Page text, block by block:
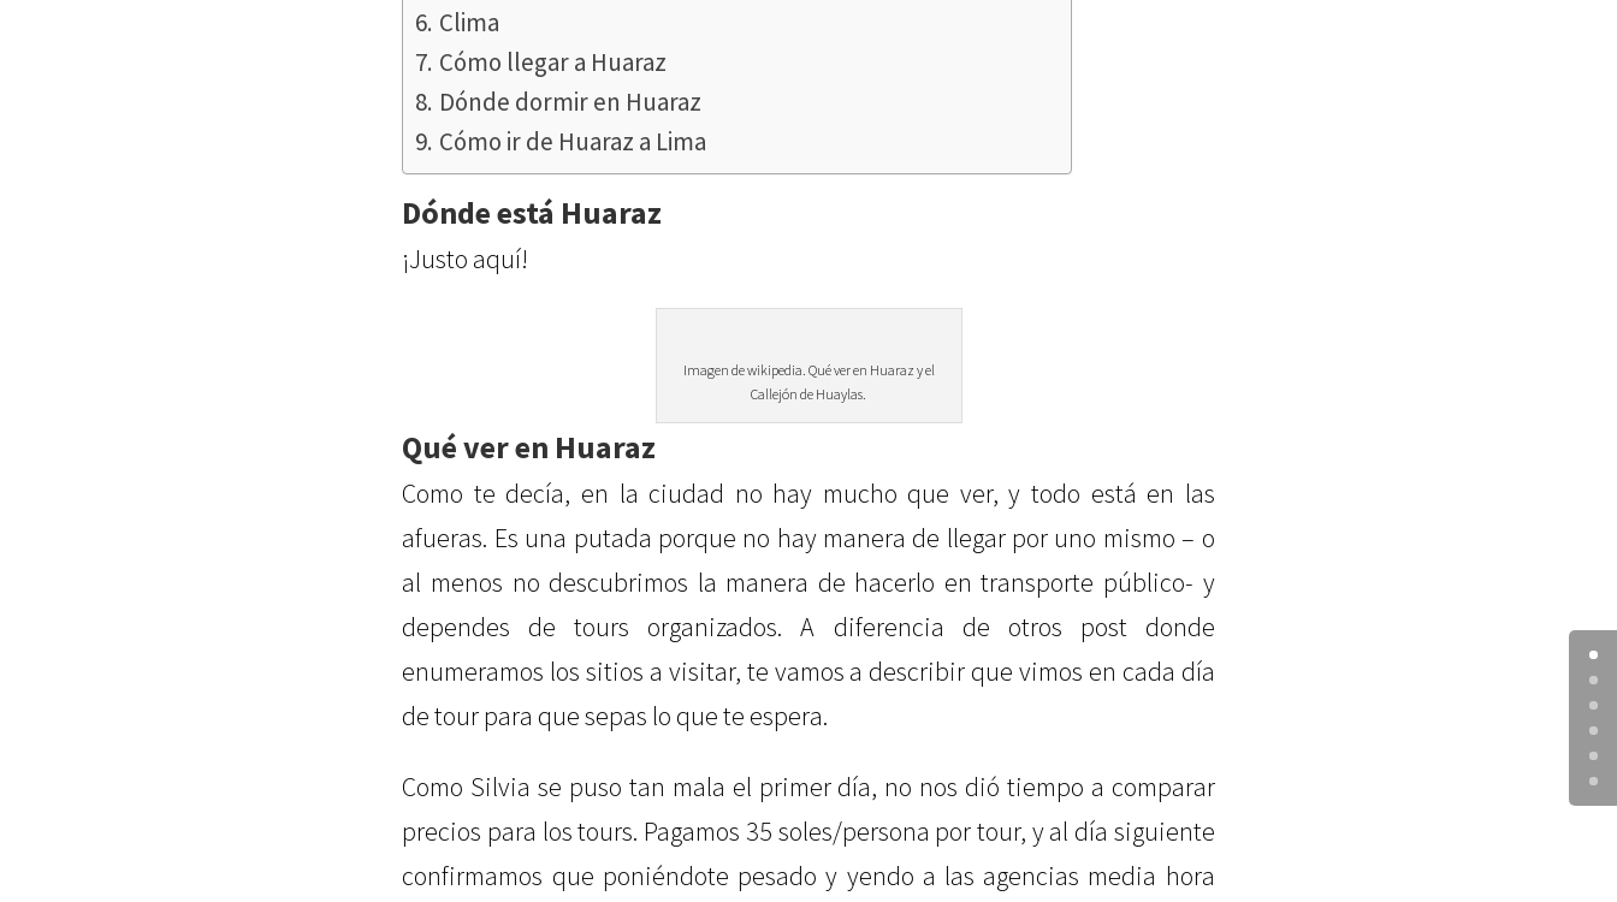
Clima
Cómo llegar a Huaraz
Dónde dormir en Huaraz
Cómo ir de Huaraz a Lima
Dónde está Huaraz
¡Justo aquí!
Imagen de wikipedia. Qué ver en Huaraz y el
Callejón de Huaylas.
Qué ver en Huaraz
Como te decía, en la ciudad no hay mucho que ver, y todo está en las
afueras. Es una putada porque no hay manera de llegar por uno mismo – o
al menos no descubrimos la manera de hacerlo en transporte público- y
dependes de tours organizados. A diferencia de otros post donde
enumeramos los sitios a visitar, te vamos a describir que vimos en cada día
de tour para que sepas lo que te espera.
Como Silvia se puso tan mala el primer día, no nos dió tiempo a comparar
precios para los tours. Pagamos 35 soles/persona por tour, y al día siguiente
confirmamos que poniéndote pesado y yendo a las agencias media hora